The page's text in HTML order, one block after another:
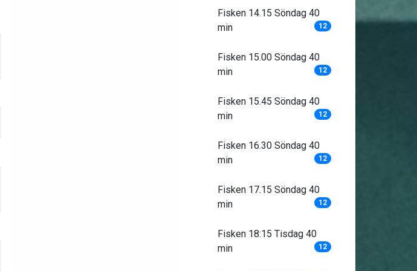
Fisken 14.15 Söndag 40
min
12
Fisken 15.00 Söndag 40
min
12
Fisken 15.45 Söndag 40
min
12
Fisken 16.30 Söndag 40
min
12
Fisken 17.15 Söndag 40
min
12
Fisken 18:15 Tisdag 40
min
12